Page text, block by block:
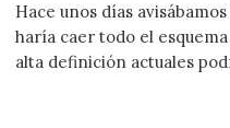
Hace unos días
haría caer todo el
alta definición actuales